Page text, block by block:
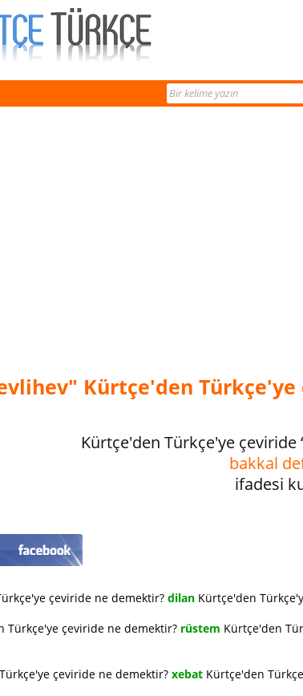
Kürtçe'den Türkçe'ye
Kürtçe'den Türkçe'ye çeviride
bakkal
ifadesi
çeviride ne demektir? dilan Kürtçe'den
Türkçe'ye çeviride ne demektir? rüstem Kürtçe'den
çeviride ne demektir? xebat Kürtçe'den